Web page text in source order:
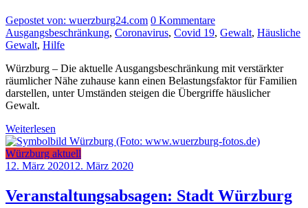
Gepostet von: wuerzburg24.com 0 Kommentare
Ausgangsbeschränkung, Coronavirus, Covid 19, Gewalt, Häusliche
Gewalt, Hilfe
Würzburg – Die aktuelle Ausgangsbeschränkung mit verstärkter
räumlicher Nähe zuhause kann einen Belastungsfaktor für Familien
darstellen, unter Umständen steigen die Übergriffe häuslicher
Gewalt.
Weiterlesen
Würzburg aktuell
12. März 202012. März 2020
Veranstaltungsabsagen: Stadt Würzburg